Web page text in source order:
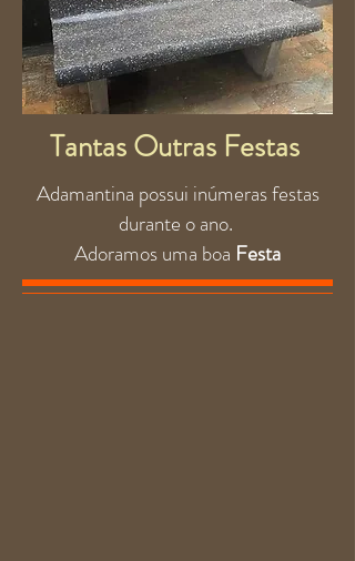
Tantas Outras Festas
Adamantina possui inúmeras festas
durante o ano.
Adoramos uma boa Festa